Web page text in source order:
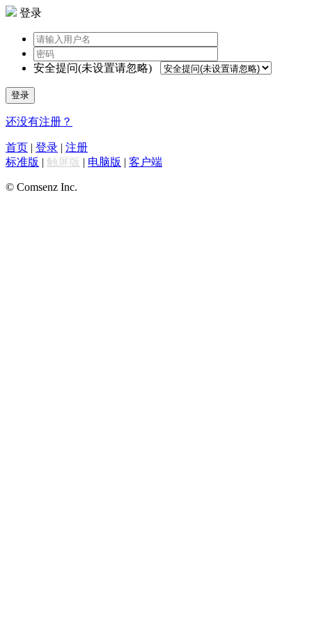
登录
安全提问(未设置请忽略)
登录
还没有注册？
首页 | 登录 | 注册
标准版 | 触屏版 | 电脑版 | 客户端
© Comsenz Inc.